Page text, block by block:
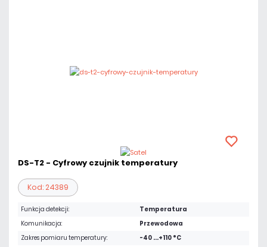
DS-T2 - Cyfrowy czujnik temperatury
Kod: 24389
Funkcja detekcji:
Temperatura
Komunikacja:
Przewodowa
Zakres pomiaru temperatury:
-40 ...+110 °C